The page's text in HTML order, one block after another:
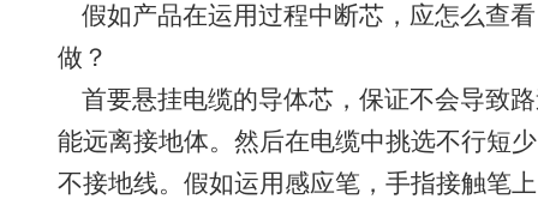
假如产品在运用过程中断芯，应怎么查
做？
首要悬挂电缆的导体芯，保证不会导致
能远离接地体。然后在电缆中挑选不行短
不接地线。假如运用感应笔，手指接触笔